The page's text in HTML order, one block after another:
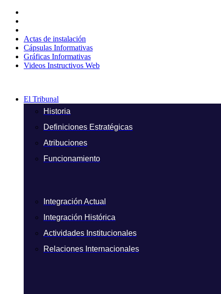
contenido
Actas de instalación
Cápsulas Informativas
Gráficas Informativas
Videos Instructivos Web
El Tribunal
Historia
Definiciones Estratégicas
Atribuciones
Funcionamiento
Integración Actual
Integración Histórica
Actividades Institucionales
Relaciones Internacionales